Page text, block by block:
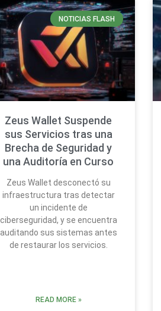
NOTICIAS FLASH
Zeus Wallet Suspende
sus Servicios tras una
Brecha de Seguridad y
una Auditoría en Curso
Zeus Wallet desconectó su
infraestructura tras detectar
un incidente de
ciberseguridad, y se encuentra
auditando sus sistemas antes
de restaurar los servicios.
READ MORE »